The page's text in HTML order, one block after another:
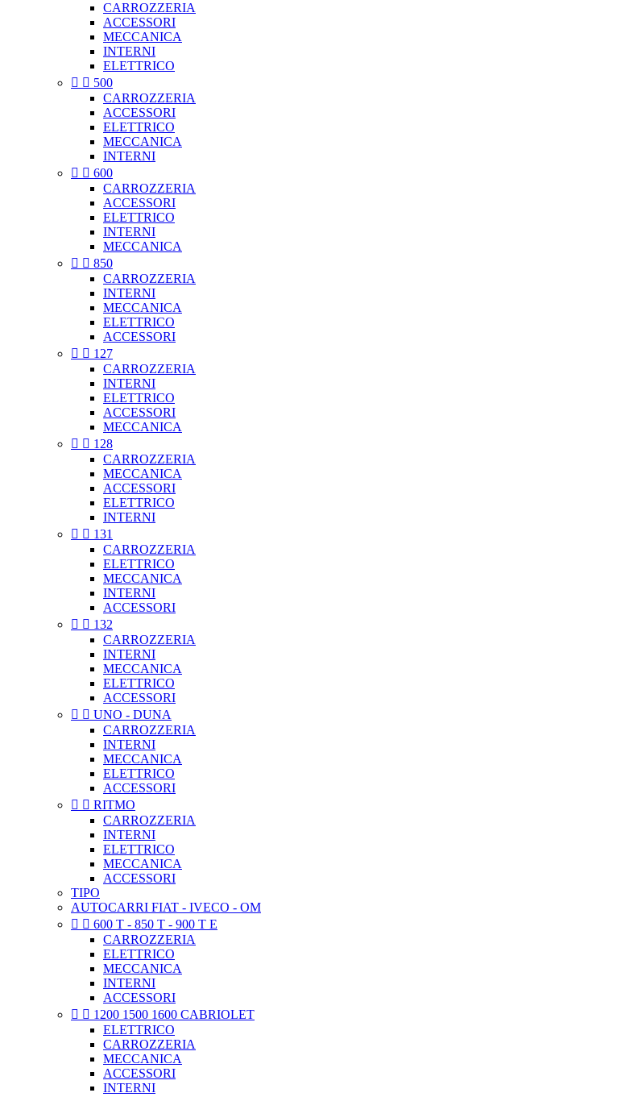
CARROZZERIA
ACCESSORI
MECCANICA
INTERNI
ELETTRICO
  500
CARROZZERIA
ACCESSORI
ELETTRICO
MECCANICA
INTERNI
  600
CARROZZERIA
ACCESSORI
ELETTRICO
INTERNI
MECCANICA
  850
CARROZZERIA
INTERNI
MECCANICA
ELETTRICO
ACCESSORI
  127
CARROZZERIA
INTERNI
ELETTRICO
ACCESSORI
MECCANICA
  128
CARROZZERIA
MECCANICA
ACCESSORI
ELETTRICO
INTERNI
  131
CARROZZERIA
ELETTRICO
MECCANICA
INTERNI
ACCESSORI
  132
CARROZZERIA
INTERNI
MECCANICA
ELETTRICO
ACCESSORI
  UNO - DUNA
CARROZZERIA
INTERNI
MECCANICA
ELETTRICO
ACCESSORI
  RITMO
CARROZZERIA
INTERNI
ELETTRICO
MECCANICA
ACCESSORI
TIPO
AUTOCARRI FIAT - IVECO - OM
  600 T - 850 T - 900 T E
CARROZZERIA
ELETTRICO
MECCANICA
INTERNI
ACCESSORI
  1200 1500 1600 CABRIOLET
ELETTRICO
CARROZZERIA
MECCANICA
ACCESSORI
INTERNI